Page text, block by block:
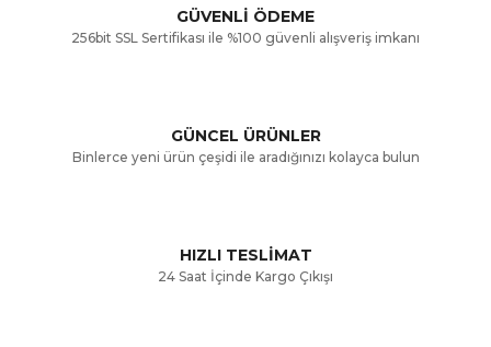
Ürün resmi kalitesiz, bozuk veya görüntülenemiyor.
Ürün bilgilerinde hatalar bulunuyor.
GÜVENLİ ÖDEME
256bit SSL Sertifikası ile %100 güvenli alışveriş imkanı
GÜNCEL ÜRÜNLER
Binlerce yeni ürün çeşidi ile aradığınızı kolayca bulun
HIZLI TESLİMAT
24 Saat İçinde Kargo Çıkışı